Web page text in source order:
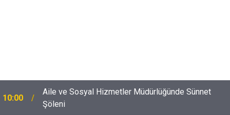
10:00
Aile ve Sosyal Hizmetler Müdürlüğünde Sünnet
Şöleni